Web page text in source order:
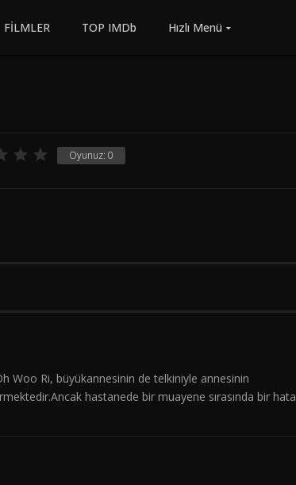
FİLMLER TOP IMDb Hızlı Menü
Oyunuz: 0
Woo Ri, büyükannesinin de telkiniyle annesinin
hastanede bir muayene sırasında bir hata